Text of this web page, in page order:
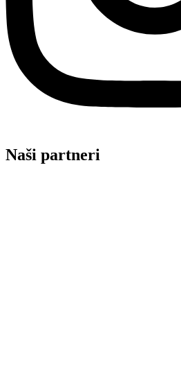
Naši partneri